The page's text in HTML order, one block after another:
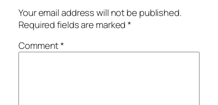
Your email address will not be published.
Required fields are marked*
Comment*